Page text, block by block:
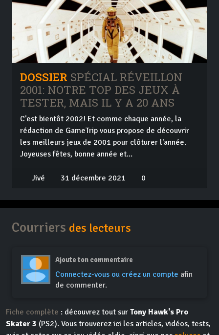
DOSSIER SPÉCIAL RÉVEILLON
2001: NOTRE TOP DES JEUX À
TESTER, MAIS IL Y A 20 ANS
C'est bientôt 2002! Et comme chaque année, la
rédaction de GameTrip vous propose de découvrir
les meilleurs jeux de 2001 pour clôturer l'année.
Joyeuses fêtes, bonne année et...
Jivé 31 décembre 2021 0
Courriers des lecteurs
Ajoute ton commentaire
Connectez-vous ou créez un compte afin
de commenter.
Fiche complète : découvrez tout sur Tony Hawk's Pro
Skater 3 (PS2). Vous trouverez ici les articles, vidéos, tests,